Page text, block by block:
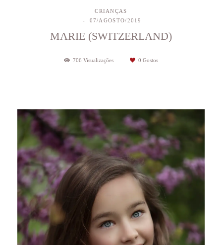
CRIANÇAS
07/AGOSTO/2019
MARIE (SWITZERLAND)
706 Visualizações 0 Gostos